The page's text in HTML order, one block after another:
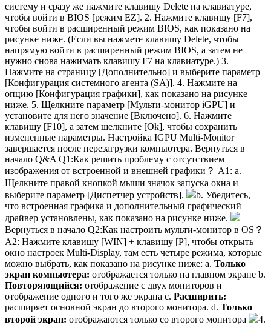
систему и сразу же нажмите клавишу Delete на клавиатуре,
чтобы войти в BIOS [режим EZ]. 2. Нажмите клавишу [F7],
чтобы войти в расширенный режим BIOS, как показано на
рисунке ниже. (Если вы нажмете клавишу Delete, чтобы
напрямую войти в расширенный режим BIOS, а затем не
нужно снова нажимать клавишу F7 на клавиатуре.) 3.
Нажмите на страницу [Дополнительно] и выберите параметр
[Конфигурация системного агента (SA)]. 4. Нажмите на
опцию [Конфигурация графики], как показано на рисунке
ниже. 5. Щелкните параметр [Мульти-монитор iGPU] и
установите для него значение [Включено]. 6. Нажмите
клавишу [F10], а затем щелкните [Ok], чтобы сохранить
измененные параметры. Настройка IGPU Multi-Monitor
завершается после перезагрузки компьютера. Вернуться в
начало Q&A Q1:Как решить проблему с отсутствием
изображения от встроенной и внешней графики？ A1: a.
Щелкните правой кнопкой мыши значок запуска окна и
выберите параметр [Диспетчер устройств].
b. Убедитесь,
что встроенная графика и дополнительный графический
драйвер установлены, как показано на рисунке ниже.
Вернуться в начало Q2:Как настроить мульти-монитор в OS？
A2: Нажмите клавишу [WIN] + клавишу [P], чтобы открыть
окно настроек Multi-Display, там есть четыре режима, которые
можно выбрать, как показано на рисунке ниже: a. Только
экран компьютера: отображается только на главном экране b.
Повторяющийся: отображение с двух мониторов и
отображение одного и того же экрана c. Расширить:
расширяет основной экран до второго монитора. d. Только
второй экран: отображаются только со второго монитора
4.